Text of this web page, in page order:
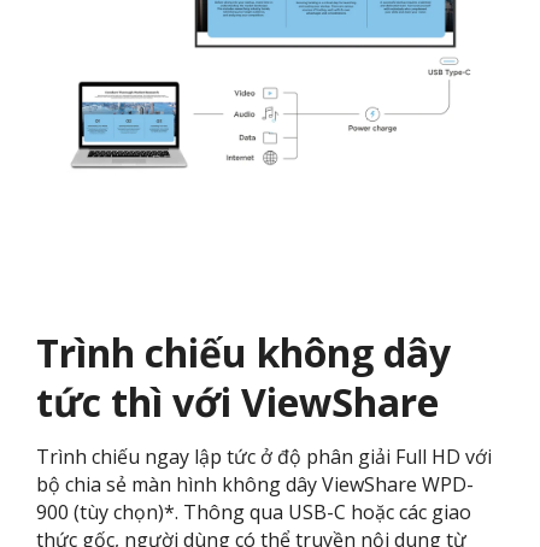
Trình chiếu không dây
tức thì với ViewShare
Trình chiếu ngay lập tức ở độ phân giải Full HD với
bộ chia sẻ màn hình không dây ViewShare WPD-
900 (tùy chọn)*. Thông qua USB-C hoặc các giao
thức gốc, người dùng có thể truyền nội dung từ